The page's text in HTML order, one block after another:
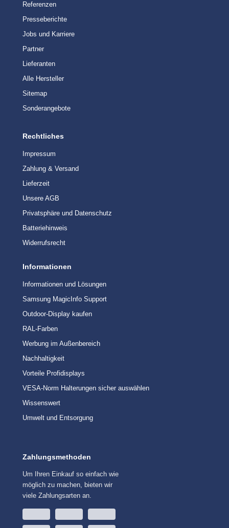
Referenzen
Presseberichte
Jobs und Karriere
Partner
Lieferanten
Alle Hersteller
Sitemap
Sonderangebote
Rechtliches
Impressum
Zahlung & Versand
Lieferzeit
Unsere AGB
Privatsphäre und Datenschutz
Batteriehinweis
Widerrufsrecht
Informationen
Informationen und Lösungen
Samsung MagicInfo Support
Outdoor-Display kaufen
RAL-Farben
Werbung im Außenbereich
Nachhaltigkeit
Vorteile Profidisplays
VESA-Norm Halterungen sicher auswählen
Wissenswert
Umwelt und Entsorgung
Zahlungsmethoden
Um Ihren Einkauf so einfach wie
möglich zu machen, bieten wir
viele Zahlungsarten an.